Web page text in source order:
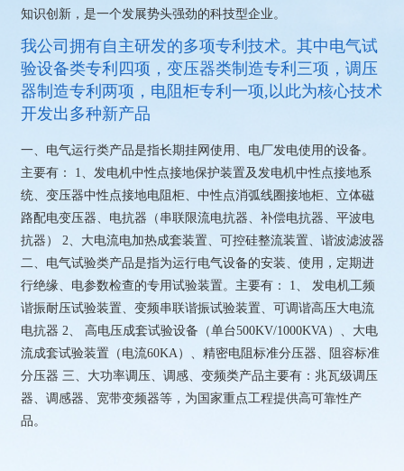
知识创新，是一个发展势头强劲的科技型企业。
我公司拥有自主研发的多项专利技术。其中电气试
验设备类专利四项，变压器类制造专利三项，调压
器制造专利两项，电阻柜专利一项,以此为核心技术
开发出多种新产品
一、电气运行类产品是指长期挂网使用、电厂发电使用的设备。
主要有： 1、发电机中性点接地保护装置及发电机中性点接地系
统、变压器中性点接地电阻柜、中性点消弧线圈接地柜、立体磁
路配电变压器、电抗器（串联限流电抗器、补偿电抗器、平波电
抗器） 2、大电流电加热成套装置、可控硅整流装置、谐波滤波器
二、电气试验类产品是指为运行电气设备的安装、使用，定期进
行绝缘、电参数检查的专用试验装置。主要有： 1、 发电机工频
谐振耐压试验装置、变频串联谐振试验装置、可调谐高压大电流
电抗器 2、 高电压成套试验设备（单台500KV/1000KVA）、大电
流成套试验装置（电流60KA）、精密电阻标准分压器、阻容标准
分压器 三、大功率调压、调感、变频类产品主要有：兆瓦级调压
器、调感器、宽带变频器等，为国家重点工程提供高可靠性产
品。